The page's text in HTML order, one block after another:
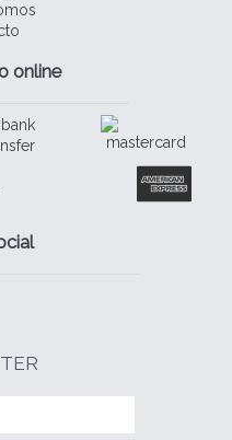
online